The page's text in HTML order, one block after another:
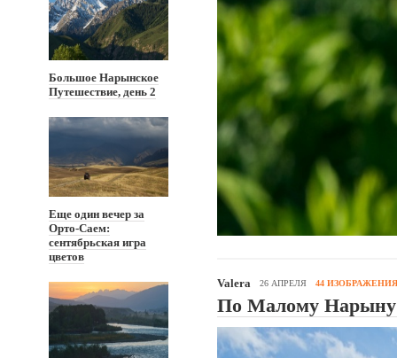
Большое Нарынское
Путешествие, день 2
Еще один вечер за
Орто-Саем:
сентябрьская игра
цветов
Valera 26 АПРЕЛЯ 44 ИЗОБРАЖЕНИЯ
По Малому Нарыну